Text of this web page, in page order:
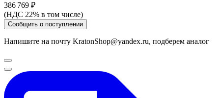
386 769 ₽
(НДС 22% в том числе)
Сообщить о поступлении
Напишите на почту KratonShop@yandex.ru, подберем аналог